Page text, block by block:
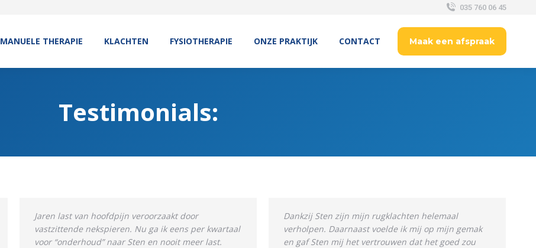
035 760 06 45
MANUELE THERAPIE KLACHTEN FYSIOTHERAPIE ONZE PRAKTIJK CONTACT Maak een afspraak
Testimonials:
Jaren last van hoofdpijn veroorzaakt door
vastzittende nekspieren. Nu ga ik eens per kwartaal
voor “onderhoud” naar Sten en nooit meer last.
Dankzij Sten zijn mijn rugklachten helemaal
verholpen. Daarnaast voelde ik mij op mijn gemak
en gaf Sten mij het vertrouwen dat het goed zou